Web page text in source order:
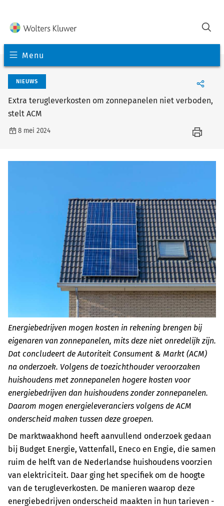
Menu
NIEUWS
Extra terugleverkosten om zonnepanelen niet verboden,
stelt ACM
8 mei 2024
Energiebedrijven mogen kosten in rekening brengen bij
eigenaren van zonnepanelen, mits deze niet onredelijk zijn.
Dat concludeert de Autoriteit Consument & Markt (ACM)
na onderzoek. Volgens de toezichthouder veroorzaken
huishoudens met zonnepanelen hogere kosten voor
energiebedrijven dan huishoudens zonder zonnepanelen.
Daarom mogen energieleveranciers volgens de ACM
onderscheid maken tussen deze groepen.
De marktwaakhond heeft aanvullend onderzoek gedaan
bij Budget Energie, Vattenfall, Eneco en Engie, die samen
ruim de helft van de Nederlandse huishoudens voorzien
van elektriciteit. Daar ging het specifiek om de hoogte
van de terugleverkosten. De manieren waarop deze
energiebedrijven onderscheid maakten in hun tarieven -